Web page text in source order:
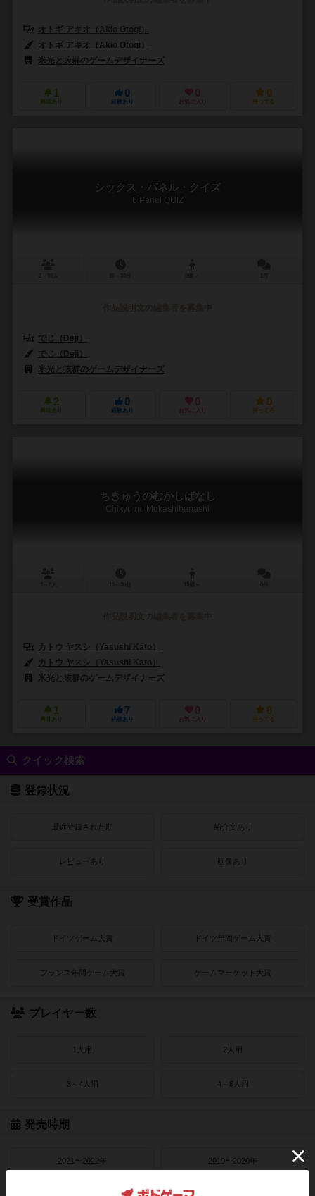
オトギ アキオ（Akio Otogi）
オトギ アキオ（Akio Otogi）
米光と抜群のゲームデザイナーズ
1
興味あり
0
経験あり
0
お気に入り
0
持ってる
シックス・パネル・クイズ
6 Panel QUIZ
でじ（Deji）
でじ（Deji）
米光と抜群のゲームデザイナーズ
2
興味あり
0
経験あり
0
お気に入り
0
持ってる
ちきゅうのむかしばなし
Chikyu no Mukashibanashi
カトウ ヤスシ（Yasushi Kato）
カトウ ヤスシ（Yasushi Kato）
米光と抜群のゲームデザイナーズ
1
興味あり
7
経験あり
0
お気に入り
8
持ってる
クイック検索
登録状況
最近登録された順 紹介文あり
レビューあり 画像あり
受賞作品
ドイツゲーム大賞 ドイツ年間ゲーム大賞
フランス年間ゲーム大賞 ゲームマーケット大賞
プレイヤー数
1人用 2人用
3～4人用 4～8人用
発売時期
2021〜2022年 2019〜2020年